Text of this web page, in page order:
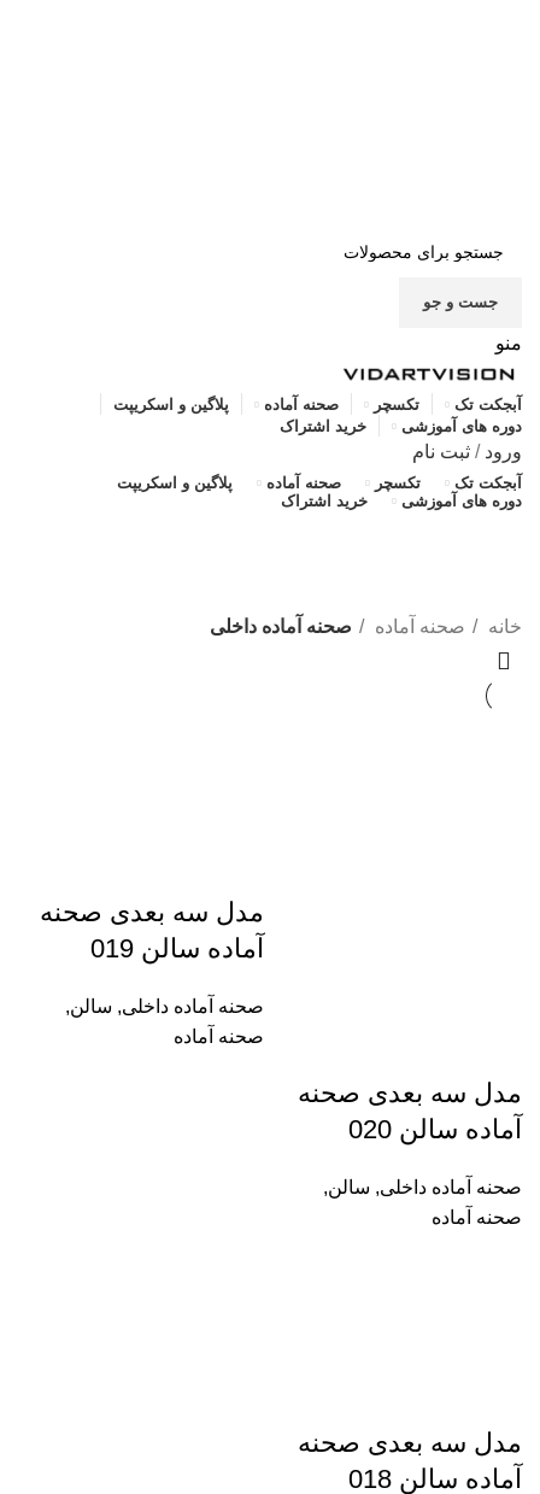
جست و جو
منو
آبجکت تک تکسچر صحنه آماده
پلاگین و اسکریپت
دوره های آموزشی
خرید اشتراک
ورود / ثبت نام
آبجکت تک تکسچر صحنه آماده
پلاگین و اسکریپت
دوره های آموزشی
خرید اشتراک
خانه صحنه آماده صحنه آماده داخلی
مدل سه بعدی صحنه
آماده سالن 020
صحنه آماده داخلی, سالن,
صحنه آماده
مدل سه بعدی صحنه
آماده سالن 019
صحنه آماده داخلی, سالن,
صحنه آماده
مدل سه بعدی صحنه
آماده سالن 018